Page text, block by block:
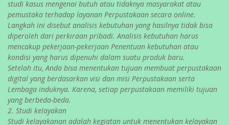
studi kasus mengenai butuh atau tidaknya masyarakat atau
pemustaka terhadap layanan Perpustakaan secara online.
Langkah ini disebut analisis kebutuhan yang hasilnya tidak bisa
diperoleh dari perkiraan pribadi. Analisis kebutuhan harus
mencakup pekerjaan-pekerjaan Penentuan kebutuhan atau
kondisi yang harus dipenuhi dalam suatu produk baru.
Setelah itu, Anda bisa menentukan tujuan membuat perpustakaan
digital yang berdasarkan visi dan misi Perpustakaan serta
Lembaga induknya. Karena, setiap perpustakaan memiliki tujuan
yang berbeda-beda.
2. Studi kelayakan
Studi kelayakanan adalah kegiatan untuk menentukan kelayakan